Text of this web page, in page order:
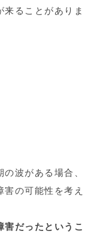
来ることがありま
波がある場合、
の可能性を考え
害だったというこ